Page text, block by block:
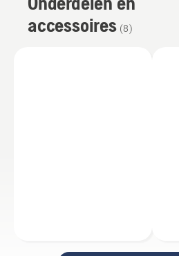
accessoires (8)